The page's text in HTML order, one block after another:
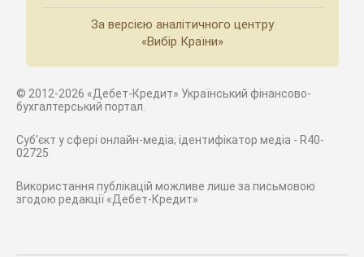
За версією аналітичного центру
«Вибір Країни»
© 2012-2026 «Дебет-Кредит» Український фінансово-
бухгалтерський портал.
Суб'єкт у сфері онлайн-медіа; ідентифікатор медіа - R40-
02725
Використання публікацій можливе лише за письмовою
згодою редакції «Дебет-Кредит»